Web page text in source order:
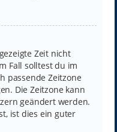
Zeit nicht
Fall solltest du im
passende Zeitzone
Die Zeitzone kann
geändert werden.
ist dies ein guter